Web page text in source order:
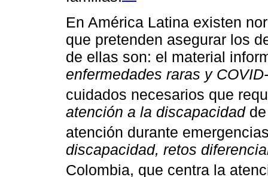
En América Latina existen
que pretenden asegurar los
de ellas son: el material
enfermedades raras y
cuidados necesarios que
atención a la discapacidadde
atención durante
discapacidad, retos
Colombia, que centra la